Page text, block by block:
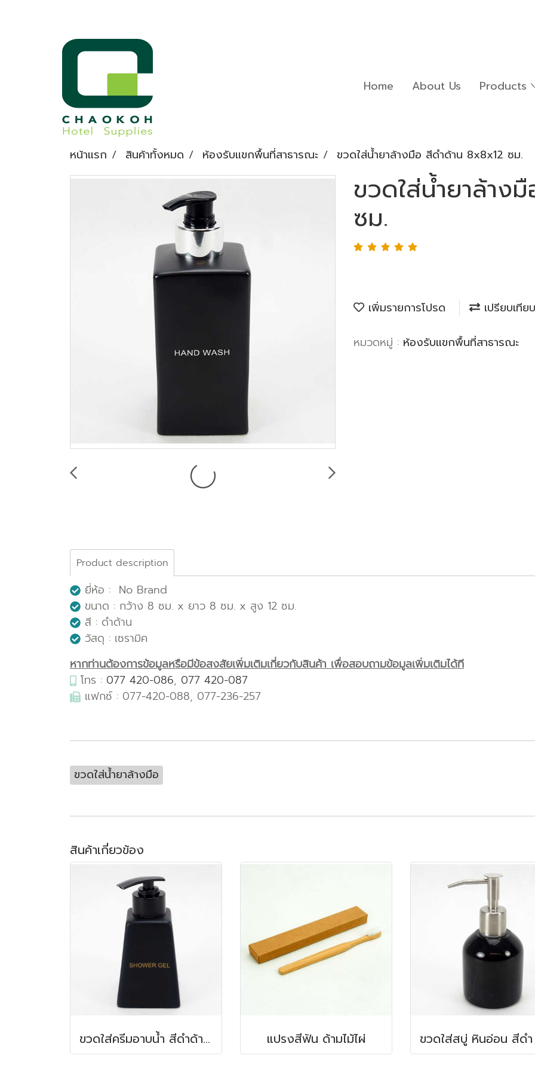
Home About Us Products
หน้าแรก สินค้าทั้งหมด ห้องรับแขกพื้นที่สาธารณะ ขวดใส่น้ำยาล้างมือ สีดำด้าน 8x8x12 ซม.
ขวดใส่น้ำยาล้าง
ซม.
เพิ่มรายการโปรด เปรียบเทียบ
หมวดหมู่ : ห้องรับแขกพื้นที่สาธารณะ
Product description
ยี่ห้อ : No Brand
ขนาด : กว้าง 8 ซม. x ยาว 8 ซม. x สูง 12 ซม.
สี : ดำด้าน
วัสดุ : เซรามิค
หากท่านต้องการข้อมูลหรือมีข้อสงสัยเพิ่มเติมเกี่ยวกับสินค้า เพื่อสอบถามข้อมูลเพิ่มเติมได้ที
โทร : 077 420-086, 077 420-087
แฟกซ์ : 077-420-088, 077-236-257
ขวดใส่น้ำยาล้างมือ
สินค้าเกี่ยวข้อง
ขวดใส่ครีมอาบน้ำ สีดำด้าน 150 ml. 6.2x6.2x8.5 ซม. แปรงสีฟัน ด้ามไม้ไผ่